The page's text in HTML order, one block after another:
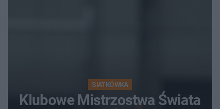
SIATKÓWKA
Klubowe Mistrzostwa Świata